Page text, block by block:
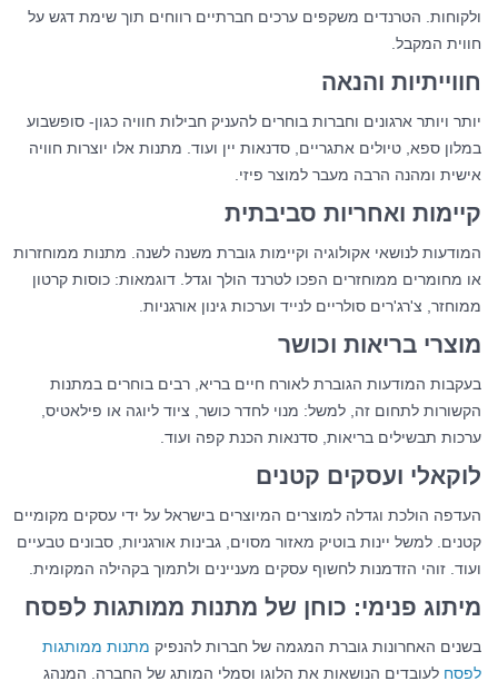
ולקוחות. הטרנדים משקפים ערכים חברתיים רווחים תוך שימת דגש על
חווית המקבל.
חווייתיות והנאה
יותר ויותר ארגונים וחברות בוחרים להעניק חבילות חוויה כגון- סופשבוע
במלון ספא, טיולים אתגריים, סדנאות יין ועוד. מתנות אלו יוצרות חוויה
אישית ומהנה הרבה מעבר למוצר פיזי.
קיימות ואחריות סביבתית
המודעות לנושאי אקולוגיה וקיימות גוברת משנה לשנה. מתנות ממוחזרות
או מחומרים ממוחזרים הפכו לטרנד הולך וגדל. דוגמאות: כוסות קרטון
ממוחזר, צ'רג'רים סולריים לנייד וערכות גינון אורגניות.
מוצרי בריאות וכושר
בעקבות המודעות הגוברת לאורח חיים בריא, רבים בוחרים במתנות
הקשורות לתחום זה, למשל: מנוי לחדר כושר, ציוד ליוגה או פילאטיס,
ערכות תבשילים בריאות, סדנאות הכנת קפה ועוד.
לוקאלי ועסקים קטנים
העדפה הולכת וגדלה למוצרים המיוצרים בישראל על ידי עסקים מקומיים
קטנים. למשל יינות בוטיק מאזור מסוים, גבינות אורגניות, סבונים טבעיים
ועוד. זוהי הזדמנות לחשוף עסקים מעניינים ולתמוך בקהילה המקומית.
מיתוג פנימי: כוחן של מתנות ממותגות לפסח
בשנים האחרונות גוברת המגמה של חברות להנפיק מתנות ממותגות
לפסח לעובדים הנושאות את הלוגו וסמלי המותג של החברה. המנהג